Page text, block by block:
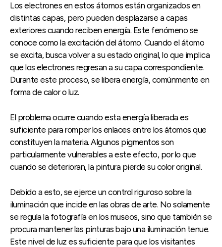
Los electrones en estos átomos están organizados en
distintas capas, pero pueden desplazarse a capas
exteriores cuando reciben energía. Este fenómeno se
conoce como la excitación del átomo. Cuando el átomo
se excita, busca volver a su estado original, lo que implica
que los electrones regresan a su capa correspondiente.
Durante este proceso, se libera energía, comúnmente en
forma de calor o luz.
El problema ocurre cuando esta energía liberada es
suficiente para romper los enlaces entre los átomos que
constituyen la materia. Algunos pigmentos son
particularmente vulnerables a este efecto, por lo que
cuando se deterioran, la pintura pierde su color original.
Debido a esto, se ejerce un control riguroso sobre la
iluminación que incide en las obras de arte. No solamente
se regula la fotografía en los museos, sino que también se
procura mantener las pinturas bajo una iluminación tenue.
Este nivel de luz es suficiente para que los visitantes